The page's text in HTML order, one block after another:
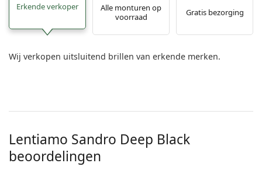
Erkende verkoper
Alle monturen op
voorraad
Gratis bezorging
Wij verkopen uitsluitend brillen van erkende merken.
Lentiamo Sandro Deep Black
beoordelingen